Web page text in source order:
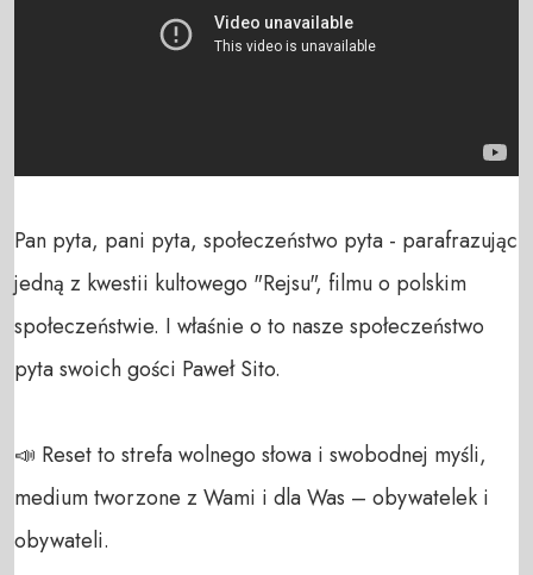
Pan pyta, pani pyta, społeczeństwo pyta - parafrazując
jedną z kwestii kultowego "Rejsu", filmu o polskim
społeczeństwie. I właśnie o to nasze społeczeństwo
pyta swoich gości Paweł Sito.
📣 Reset to strefa wolnego słowa i swobodnej myśli,
medium tworzone z Wami i dla Was – obywatelek i
obywateli.